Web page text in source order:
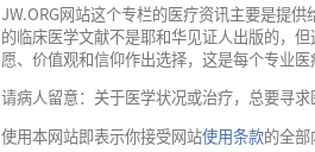
JW.ORG网站这个专栏的医疗资讯主要是提
的临床医学文献不是耶和华见证人出版的，
愿、价值观和信仰作出选择，这是每个专业
请病人留意：关于医学状况或治疗，总要寻
使用本网站即表示你接受网站使用条款的全部